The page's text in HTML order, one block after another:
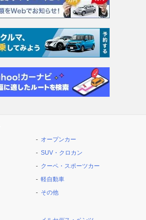
オープンカー
SUV・クロカン
クーペ・スポーツカー
軽自動車
その他